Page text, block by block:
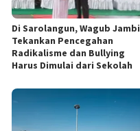
Di Sarolangun, Wagub Jambi
Tekankan Pencegahan
Radikalisme dan Bullying
Harus Dimulai dari Sekolah